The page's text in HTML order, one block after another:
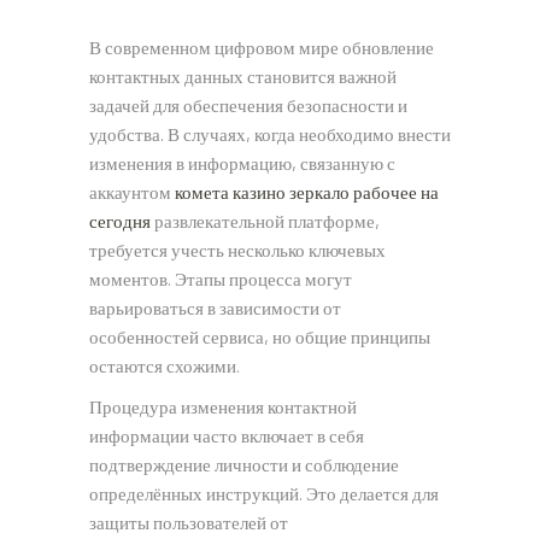
В современном цифровом мире обновление
контактных данных становится важной
задачей для обеспечения безопасности и
удобства. В случаях, когда необходимо внести
изменения в информацию, связанную с
аккаунтом комета казино зеркало рабочее на
сегодняразвлекательной платформе,
требуется учесть несколько ключевых
моментов. Этапы процесса могут
варьироваться в зависимости от
особенностей сервиса, но общие принципы
остаются схожими.
Процедура изменения контактной
информации часто включает в себя
подтверждение личности и соблюдение
определённых инструкций. Это делается для
защиты пользователей от